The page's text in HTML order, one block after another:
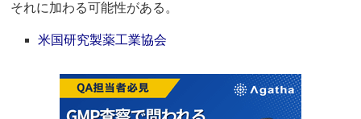
それに加わる可能性がある。
米国研究製薬工業協会